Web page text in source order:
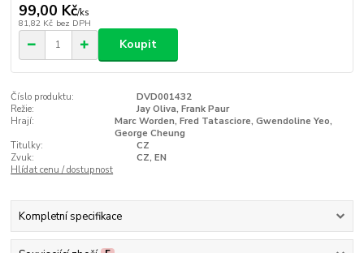
99,00 Kč/ks
81,82 Kč bez DPH
Koupit
Číslo produktu:
DVD001432
Režie:
Jay Oliva, Frank Paur
Hrají:
Marc Worden, Fred Tatasciore, Gwendoline Yeo,
George Cheung
Titulky:
CZ
Zvuk:
CZ, EN
Hlídat cenu / dostupnost
Kompletní specifikace